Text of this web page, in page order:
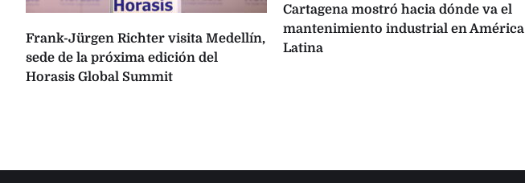
Frank-Jürgen Richter visita Medellín,
sede de la próxima edición del
Horasis Global Summit
Cartagena mostró hacia dónde va el
mantenimiento industrial en América
Latina